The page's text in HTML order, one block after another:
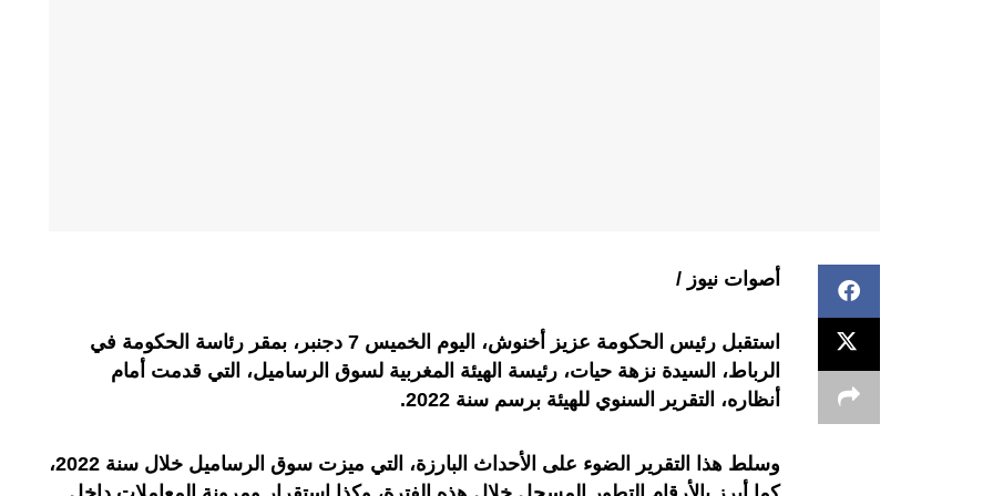
أصوات نيوز /
استقبل رئيس الحكومة عزيز أخنوش، اليوم الخميس 7 دجنبر، بمقر رئاسة الحكومة في
الرباط، السيدة نزهة حيات، رئيسة الهيئة المغربية لسوق الرساميل، التي قدمت أمام
أنظاره، التقرير السنوي للهيئة برسم سنة 2022.
وسلط هذا التقرير الضوء على الأحداث البارزة، التي ميزت سوق الرساميل خلال سنة 2022،